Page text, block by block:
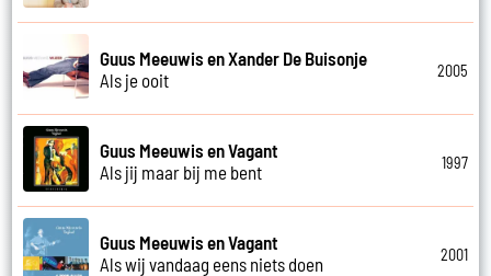
Guus Meeuwis en Xander De Buisonje
Als je ooit
2005
Guus Meeuwis en Vagant
Als jij maar bij me bent
1997
Guus Meeuwis en Vagant
Als wij vandaag eens niets doen
2001